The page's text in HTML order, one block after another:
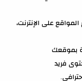
على الإنترنت،
بموقعك
فريد